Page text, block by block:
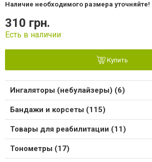
Наличие необходимого размера уточняйте!
310 грн.
Есть в наличии
Купить
Ингаляторы (небулайзеры) (6)
Бандажи и корсеты (115)
Товары для реабилитации (11)
Тонометры (17)